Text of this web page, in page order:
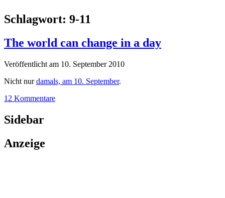
Schlagwort: 9-11
The world can change in a day
Veröffentlicht am 10. September 2010
Nicht nurdamals, am 10. September.
12 Kommentare
Sidebar
Anzeige